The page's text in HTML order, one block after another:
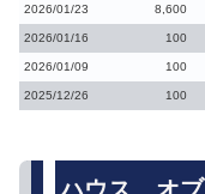
2026/01/23 8,600
2026/01/16 100
2026/01/09 100
2025/12/26 100